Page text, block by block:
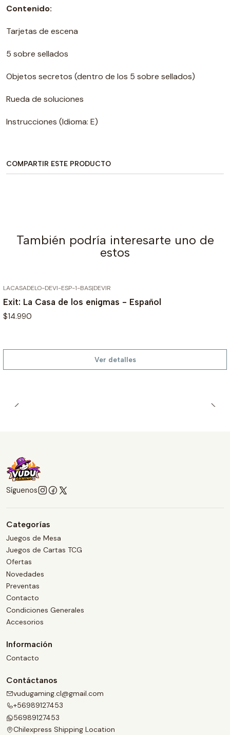
Contenido:
Tarjetas de escena
5 sobre sellados
Objetos secretos (dentro de los 5 sobre sellados)
Rueda de soluciones
Instrucciones (Idioma: E)
COMPARTIR ESTE PRODUCTO
También podría interesarte uno de
estos
LACASADELO-DEVI-ESP-1-BAS|DEVIR
Exit: La Casa de los enigmas - Español
$14.990
Ver detalles
Síguenos
Categorías
Juegos de Mesa
Juegos de Cartas TCG
Ofertas
Novedades
Preventas
Contacto
Condiciones Generales
Accesorios
Información
Contacto
Contáctanos
vudugaming.cl@gmail.com
+56989127453
56989127453
Chilexpress Shipping Location